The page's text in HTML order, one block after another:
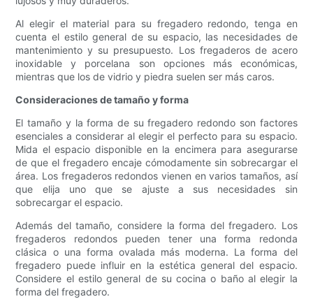
Al elegir el material para su fregadero redondo, tenga en
cuenta el estilo general de su espacio, las necesidades de
mantenimiento y su presupuesto. Los fregaderos de acero
inoxidable y porcelana son opciones más económicas,
mientras que los de vidrio y piedra suelen ser más caros.
Consideraciones de tamaño y forma
El tamaño y la forma de su fregadero redondo son factores
esenciales a considerar al elegir el perfecto para su espacio.
Mida el espacio disponible en la encimera para asegurarse
de que el fregadero encaje cómodamente sin sobrecargar el
área. Los fregaderos redondos vienen en varios tamaños, así
que elija uno que se ajuste a sus necesidades sin
sobrecargar el espacio.
Además del tamaño, considere la forma del fregadero. Los
fregaderos redondos pueden tener una forma redonda
clásica o una forma ovalada más moderna. La forma del
fregadero puede influir en la estética general del espacio.
Considere el estilo general de su cocina o baño al elegir la
forma del fregadero.